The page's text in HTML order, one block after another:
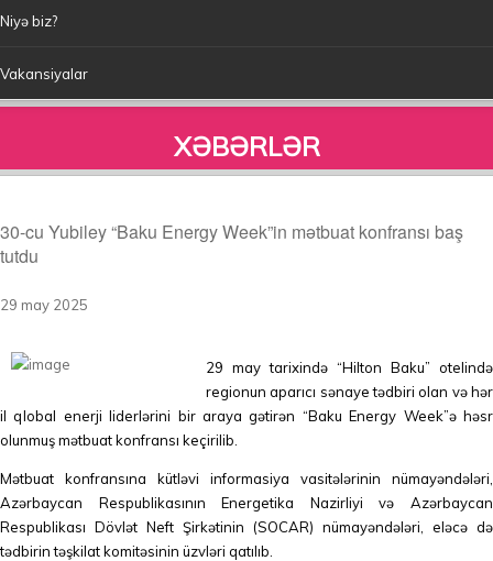
Niyə biz?
Vakansiyalar
XƏBƏRLƏR
30-cu Yubiley “Baku Energy Week”in mətbuat konfransı baş
tutdu
29 may 2025
29 may tarixində “Hilton Baku” otelində
regionun aparıcı sənaye tədbiri olan və hər
il qlobal enerji liderlərini bir araya gətirən “Baku Energy Week”ə həsr
olunmuş mətbuat konfransı keçirilib.
Mətbuat konfransına kütləvi informasiya vasitələrinin nümayəndələri,
Azərbaycan Respublikasının Energetika Nazirliyi və Azərbaycan
Respublikası Dövlət Neft Şirkətinin (SOCAR) nümayəndələri, eləcə də
tədbirin təşkilat komitəsinin üzvləri qatılıb.